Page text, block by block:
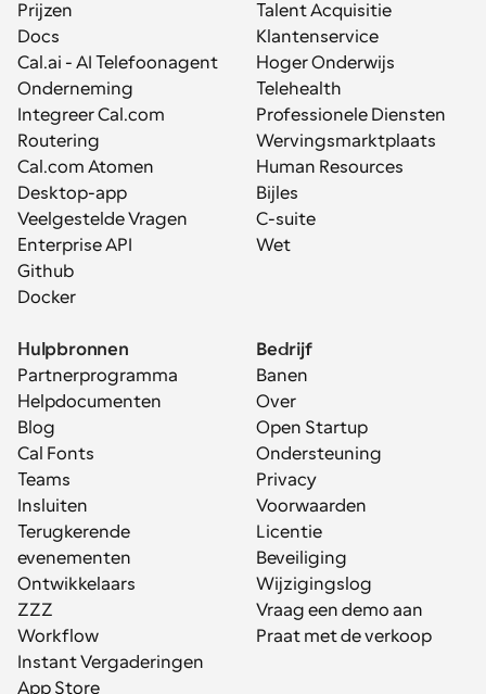
Prijzen
Docs
Cal.ai - AI Telefoonagent
Onderneming
Integreer Cal.com
Routering
Cal.com Atomen
Desktop-app
Veelgestelde Vragen
Enterprise API
Github
Docker
Talent Acquisitie
Klantenservice
Hoger Onderwijs
Telehealth
Professionele Diensten
Wervingsmarktplaats
Human Resources
Bijles
C-suite
Wet
Hulpbronnen
Partnerprogramma
Helpdocumenten
Blog
Cal Fonts
Teams
Insluiten
Terugkerende
evenementen
Ontwikkelaars
ZZZ
Workflow
Instant Vergaderingen
App Store
Bedrijf
Banen
Over
Open Startup
Ondersteuning
Privacy
Voorwaarden
Licentie
Beveiliging
Wijzigingslog
Vraag een demo aan
Praat met de verkoop